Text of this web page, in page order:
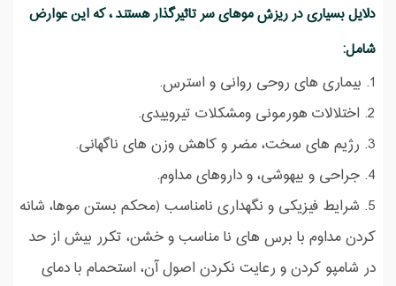
دلایل بسیاری در ریزش موهای سر تاثیرگذار هستند ، که این عوارض
شامل:
1. بیماری های روحی روانی و استرس.
2. اختلالات هورمونی ومشکلات تیروییدی.
3. رژیم های سخت، مضر و کاهش وزن های ناگهانی.
4. جراحی و بیهوشی، و داروهای مداوم.
5. شرایط فیزیکی و نگهداری نامناسب (محکم بستن موها، شانه
کردن مداوم با برس های نا مناسب و خشن، تکرر بیش از حد
در شامپو کردن و رعایت نکردن اصول آن، استحمام با دمای